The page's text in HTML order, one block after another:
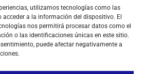
utilizamos tecnologías como las
a la información del dispositivo. El
nos permitirá procesar datos como el
o las identificaciones únicas en este sitio.
puede afectar negativamente a